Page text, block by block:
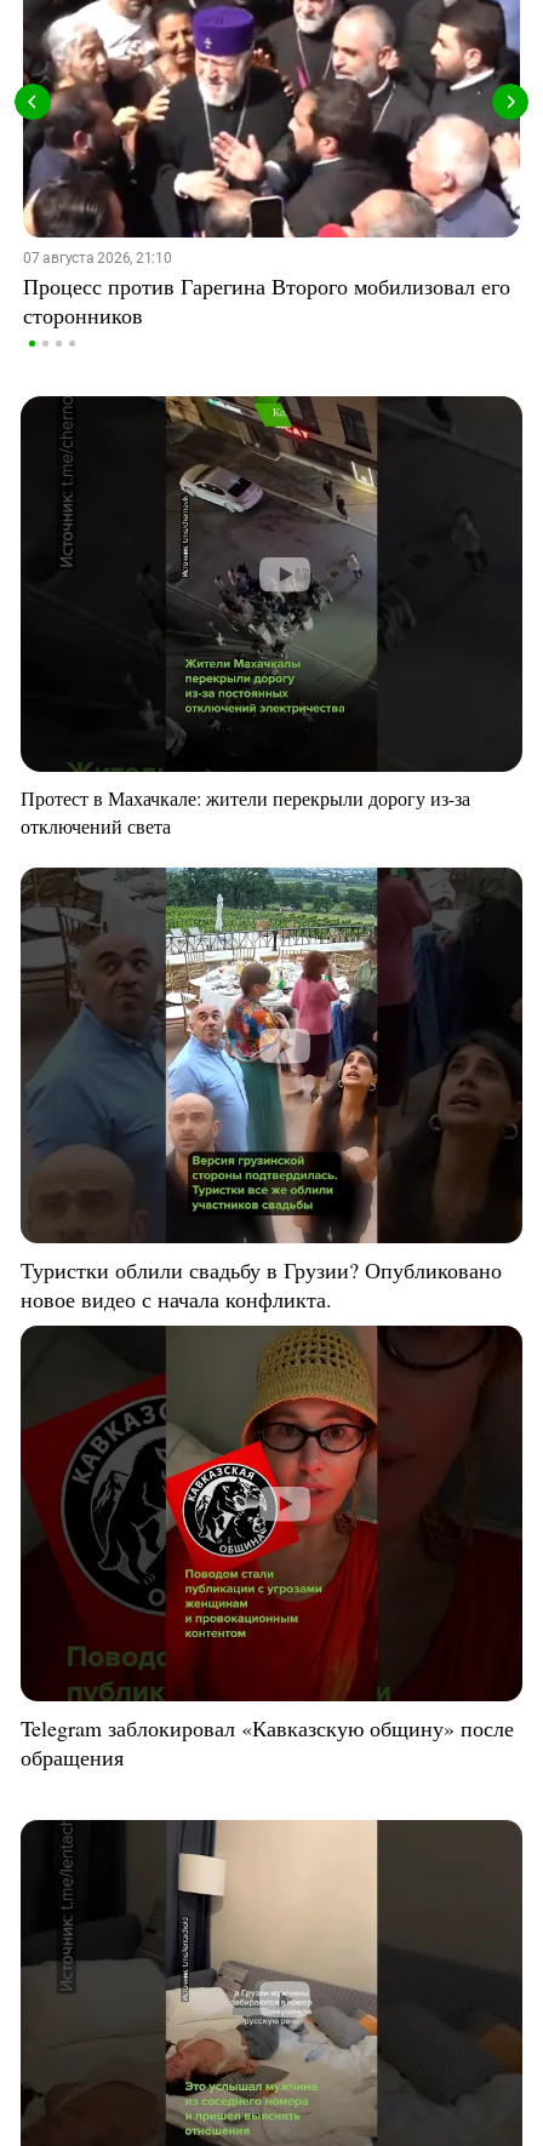
07 августа 2026, 21:10
Процесс против Гарегина Второго мобилизовал его
сторонников
Протест в Махачкале: жители перекрыли дорогу из-за
отключений света
Туристки облили свадьбу в Грузии? Опубликовано
новое видео с начала конфликта.
Telegram заблокировал «Кавказскую общину» после
обращения